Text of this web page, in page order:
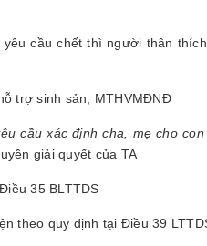
cầu chết thì người thân
trợ sinh sản, MTHVMĐNĐ
cầu xác định cha, mẹ cho
giải quyết của TA
35 BLTTDS
theo quy định tại Điều 39